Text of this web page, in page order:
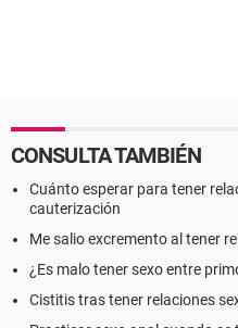
CONSULTA TAMBIÉN
Cuánto esperar para tener
cauterización
Me salio excremento al tener
¿Es malo tener sexo entre
Cistitis tras tener relaciones